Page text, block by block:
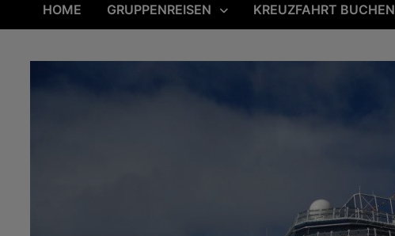
HOME GRUPPENREISEN KREUZFAHRT BUCHEN